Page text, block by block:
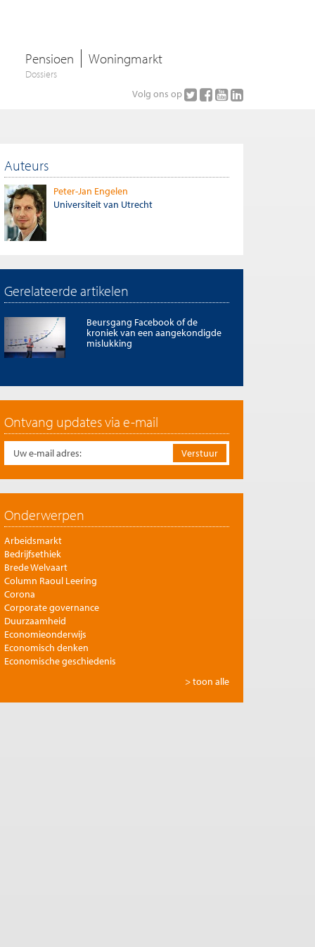
Pensioen Woningmarkt
Dossiers
Volg ons op
Auteurs
Peter-Jan Engelen
Universiteit van Utrecht
Gerelateerde artikelen
Beursgang Facebook of de
kroniek van een aangekondigde
mislukking
Ontvang updates via e-mail
Onderwerpen
Arbeidsmarkt
Bedrijfsethiek
Brede Welvaart
Column Raoul Leering
Corona
Corporate governance
Duurzaamheid
Economieonderwijs
Economisch denken
Economische geschiedenis
Filosofie en economie
> toon alle